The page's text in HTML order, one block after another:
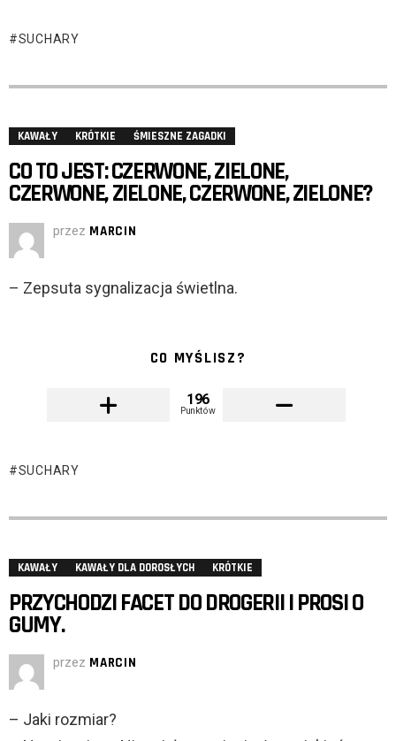
SUCHARY
KAWAŁY KRÓTKIE ŚMIESZNE ZAGADKI
CO TO JEST: CZERWONE, ZIELONE,
CZERWONE, ZIELONE, CZERWONE, ZIELONE?
przez MARCIN
– Zepsuta sygnalizacja świetlna.
CO MYŚLISZ?
196
Punktów
SUCHARY
KAWAŁY KAWAŁY DLA DOROSŁYCH KRÓTKIE
PRZYCHODZI FACET DO DROGERII I PROSI O
GUMY.
przez MARCIN
– Jaki rozmiar?